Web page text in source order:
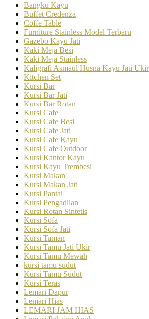
Bangku Kayu
Buffet Credenza
Coffe Table
Furniture Stainless Model Terbaru
Gazebo Kayu Jati
Kaki Meja Besi
Kaki Meja Stainless
Kaligrafi Asmaul Husna Kayu Jati Ukir
Kitchen Set
Kursi Bar
Kursi Bar Jati
Kursi Bar Rotan
Kursi Cafe
Kursi Cafe Besi
Kursi Cafe Jati
Kursi Cafe Kayu
Kursi Cafe Outdoor
Kursi Kantor Kayu
Kursi Kayu Trembesi
Kursi Makan
Kursi Makan Jati
Kursi Pantai
Kursi Pengadilan
Kursi Rotan Sintetis
Kursi Sofa
Kursi Sofa Jati
Kursi Taman
Kursi Tamu Jati Ukir
Kursi Tamu Mewah
kursi tamu sudut
Kursi Tamu Sudut
Kursi Teras
Lemari Dapur
Lemari Hias
LEMARI JAM HIAS